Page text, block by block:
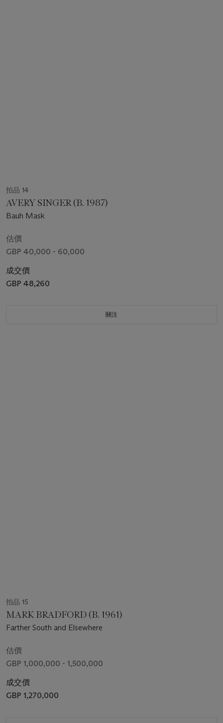
拍品 14
AVERY SINGER (B. 1987)
Bauh Mask
估價
GBP 40,000 - 60,000
成交價
GBP 48,260
關注
拍品 15
MARK BRADFORD (B. 1961)
Farther South and Elsewhere
估價
GBP 1,000,000 - 1,500,000
成交價
GBP 1,270,000